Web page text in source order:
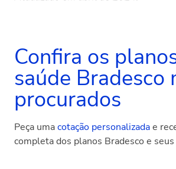
Confira os
saúde Bradesco
procurados
Peça umacotação personalizadae
completa dos planos Bradesco e